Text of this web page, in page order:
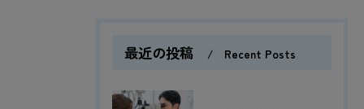
最近の投稿 Recent Posts